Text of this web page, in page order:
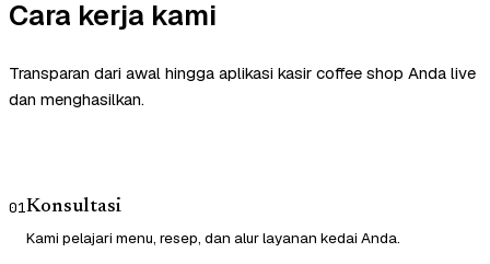
Cara kerja kami
Transparan dari awal hingga aplikasi kasir coffee shop Anda live
dan menghasilkan.
01Konsultasi
Kami pelajari menu, resep, dan alur layanan kedai Anda.